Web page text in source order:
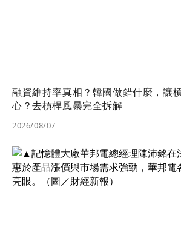
融資維持率真相？韓國做錯什麼，讓
心？去槓桿風暴完全拆解
2026/08/07